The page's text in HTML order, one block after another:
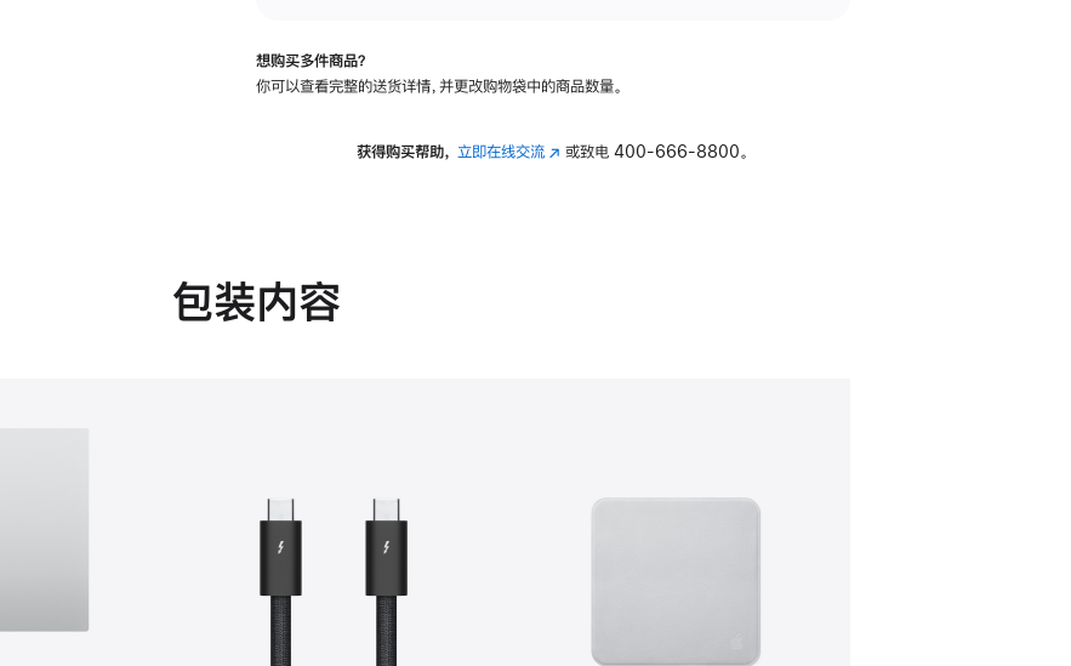
可
斜
想购买多件商品？
你可以查看完整的送货详情，并更改购物袋中的商品数量。
获得购买帮助， 立即在线交流(在 或致电400-666-8800。
包装内容